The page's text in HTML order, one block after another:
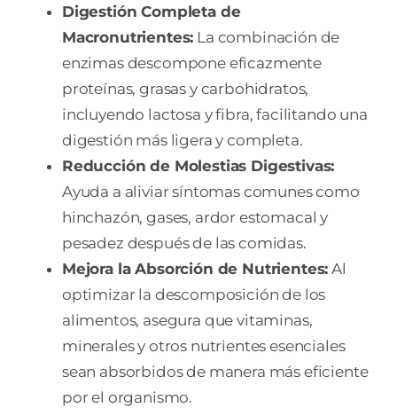
Digestión Completa de
Macronutrientes: La combinación de
enzimas descompone eficazmente
proteínas, grasas y carbohidratos,
incluyendo lactosa y fibra, facilitando una
digestión más ligera y completa.
Reducción de Molestias Digestivas:
Ayuda a aliviar síntomas comunes como
hinchazón, gases, ardor estomacal y
pesadez después de las comidas.
Mejora la Absorción de Nutrientes: Al
optimizar la descomposición de los
alimentos, asegura que vitaminas,
minerales y otros nutrientes esenciales
sean absorbidos de manera más eficiente
por el organismo.